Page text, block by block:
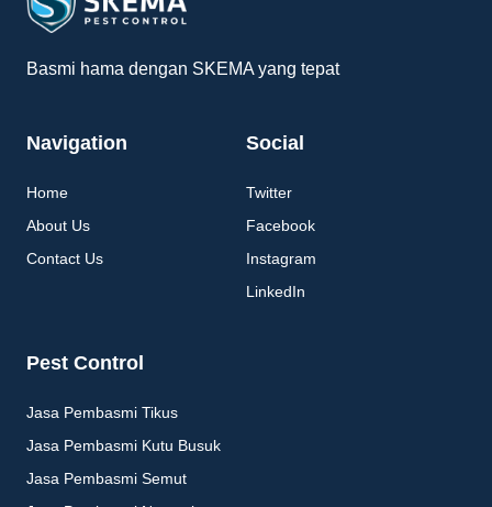
Basmi hama dengan SKEMA yang tepat
Navigation
Home
About Us
Contact Us
Social
Twitter
Facebook
Instagram
LinkedIn
Pest Control
Jasa Pembasmi Tikus
Jasa Pembasmi Kutu Busuk
Jasa Pembasmi Semut